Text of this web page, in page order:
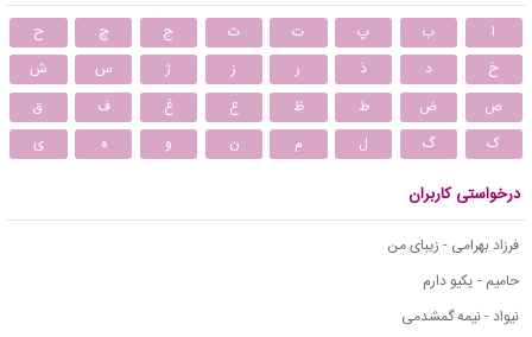
ا ب پ ت ث ج چ
ح
خ
د ذ ر ز ژ س
ش
ص
ض ط ظ ع غ ف
ق
ک
گ ل م ن و ه ی
درخواستی کاربران
فرزاد بهرامی - زیبای من
حامیم - یکیو دارم
نیواد - نیمه گمشدمی